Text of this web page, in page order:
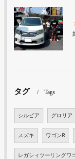
タグ Tags
シルビア グロリア
スズキ ワゴンR
レガシィツーリングワ